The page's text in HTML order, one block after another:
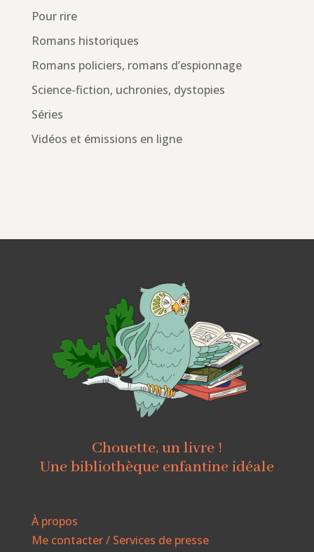
Pour rire
Romans historiques
Romans policiers, romans d’espionnage
Science-fiction, uchronies, dystopies
Séries
Vidéos et émissions en ligne
Chouette, un livre !
Une bibliothèque enfantine idéale
À propos
Me contacter / Services de presse